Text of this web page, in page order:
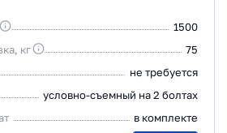
1500
кг
75
не требуется
условно-съемный на 2 болтах
в комплекте